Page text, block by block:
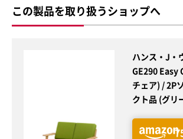
この製品を取り扱うショップへ
ハンス・J・
GE290 Easy
チェア) / 2P
クト品 (グリ